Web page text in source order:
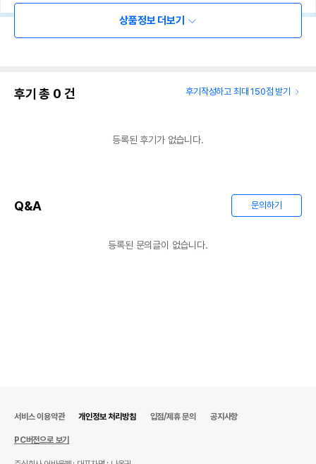
상품정보 더보기
후기 총 0 건 후기작성하고 최대 150점 받기
등록된 후기가 없습니다.
Q&A 문의하기
등록된 문의글이 없습니다.
서비스 이용약관 개인정보 처리방침 입점/제휴 문의 공지사항
PC버전으로 보기